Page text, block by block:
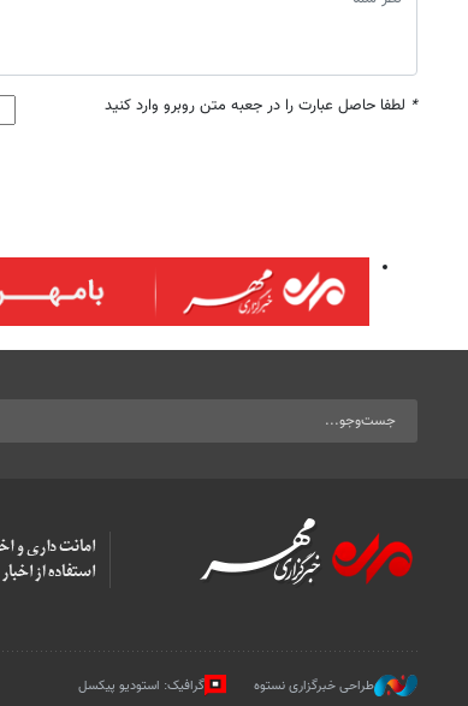
* لطفا حاصل عبارت را در جعبه متن روبرو وارد کنید
طراحی خبرگزاری نستوه گرافیک: استودیو پیکسل